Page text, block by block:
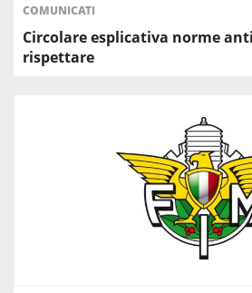
COMUNICATI
Circolare esplicativa norme
rispettare